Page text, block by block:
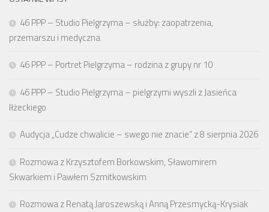
46 PPP – Studio Pielgrzyma – służby: zaopatrzenia,
przemarszu i medyczna
46 PPP – Portret Pielgrzyma – rodzina z grupy nr 10
46 PPP – Studio Pielgrzyma – pielgrzymi wyszli z Jasieńca
Iłżeckiego
Audycja „Cudze chwalicie – swego nie znacie” z 8 sierpnia 2026
Rozmowa z Krzysztofem Borkowskim, Sławomirem
Skwarkiem i Pawłem Szmitkowskim
Rozmowa z Renatą Jaroszewską i Anną Przesmycką-Krysiak